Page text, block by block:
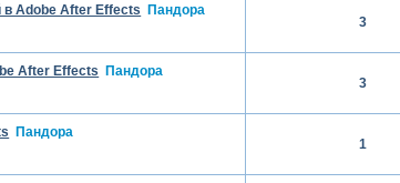
Adobe After Effects Пандора
3
After Effects Пандора
3
Пандора
1